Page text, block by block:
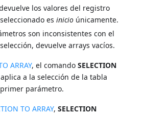
los valores del registro
esinicio únicamente.
son inconsistentes con el
devuelve arrays vacíos.
ARRAY, el comandoSELECTION
aplica a la selección de la tabla
parámetro.
TO ARRAY,SELECTION